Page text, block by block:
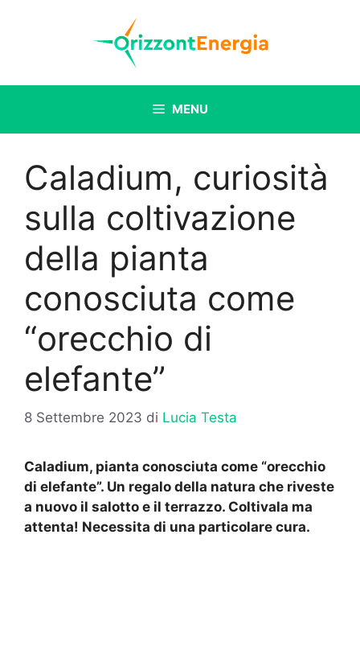
MENU
Caladium, curiosità
sulla coltivazione
della pianta
conosciuta come
“orecchio di
elefante”
8 Settembre 2023 di Lucia Testa
Caladium, pianta conosciuta come “orecchio
di elefante”. Un regalo della natura che riveste
a nuovo il salotto e il terrazzo. Coltivala ma
attenta! Necessita di una particolare cura.